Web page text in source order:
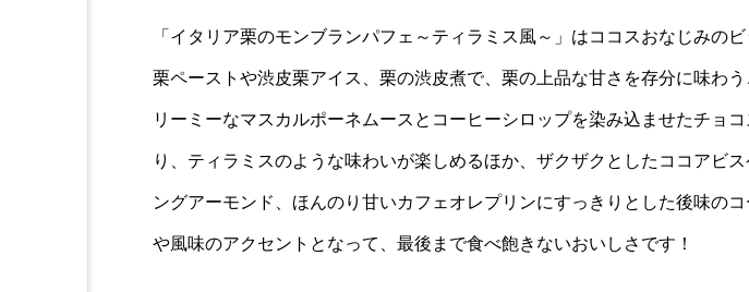
「イタリア栗のモンブランパフェ～ティラミス風～」はココスおなじみの
栗ペーストや渋皮栗アイス、栗の渋皮煮で、栗の上品な甘さを存分に味わ
リーミーなマスカルポーネムースとコーヒーシロップを染み込ませたチョ
り、ティラミスのような味わいが楽しめるほか、ザクザクとしたココアビ
ングアーモンド、ほんのり甘いカフェオレプリンにすっきりとした後味の
や風味のアクセントとなって、最後まで食べ飽きないおいしさです！